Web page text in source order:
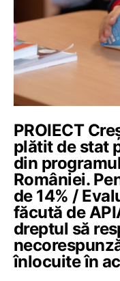
PROIECT
plătit de stat
din
României.
de 14% /
făcută de
dreptul să
înlocuite în